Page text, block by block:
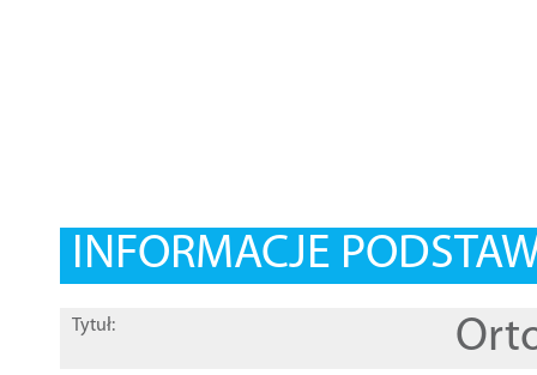
INFORMACJE
Tytuł: